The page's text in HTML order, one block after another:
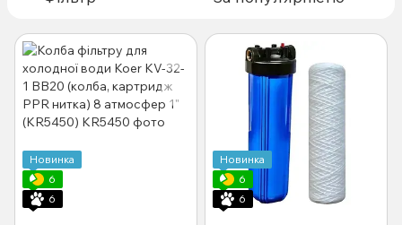
Новинка
6
6
Новинка
6
6